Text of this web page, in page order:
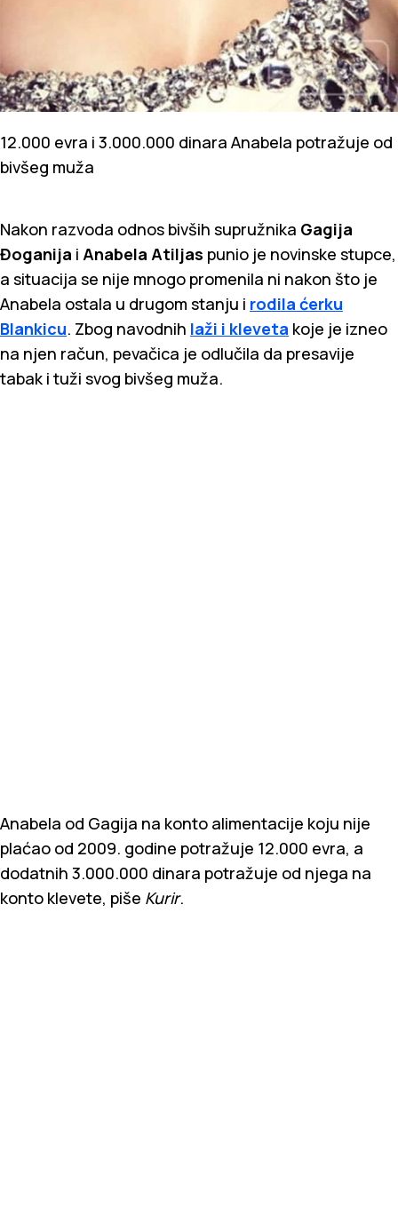
12.000 evra i 3.000.000 dinara Anabela potražuje od
bivšeg muža
Nakon razvoda odnos bivših supružnika Gagija
Đoganija i Anabela Atiljas punio je novinske stupce,
a situacija se nije mnogo promenila ni nakon što je
Anabela ostala u drugom stanju i rodila ćerku
Blankicu. Zbog navodnih laži i kleveta koje je izneo
na njen račun, pevačica je odlučila da presavije
tabak i tuži svog bivšeg muža.
Anabela od Gagija na konto alimentacije koju nije
plaćao od 2009. godine potražuje 12.000 evra, a
dodatnih 3.000.000 dinara potražuje od njega na
konto klevete, piše Kurir.